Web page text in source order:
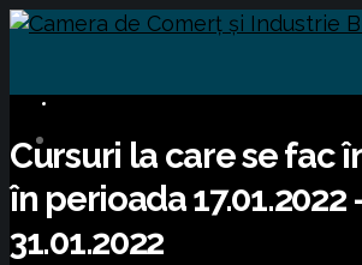
Cursuri la care se fac
în perioada 17.01.2022
31.01.2022